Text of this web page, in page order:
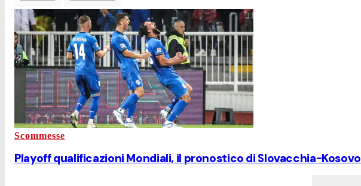
Scommesse
Playoff qualificazioni Mondiali, il pronostico di Slovacchia-Kosovo